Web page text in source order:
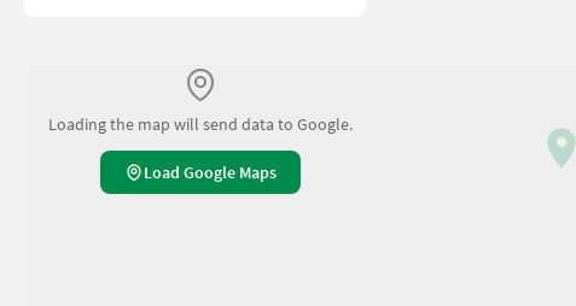
Loading the map will send data to Google.
Load Google Maps